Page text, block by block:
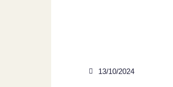
13/10/2024